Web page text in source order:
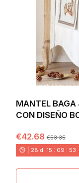
MANTEL BAGA
CON DISEÑO
€42.68€53.35
28 d. 15 : 09 : 52